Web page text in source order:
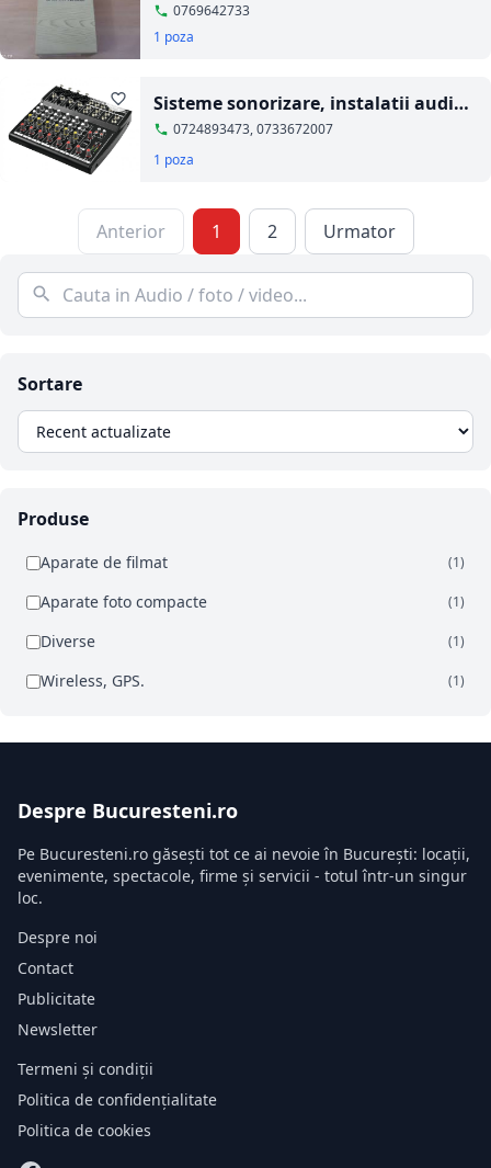
Sortare
Produse
Aparate de filmat (1)
Aparate foto compacte (1)
Diverse (1)
Wireless, GPS. (1)
0769642733
1 poza
Sisteme sonorizare, instalatii audio
pentru biserici
0724893473, 0733672007
1 poza
Anterior 1 2 Urmator
Despre Bucuresteni.ro
Pe Bucuresteni.ro găsești tot ce ai nevoie în București: locații,
evenimente, spectacole, firme și servicii - totul într-un singur
loc.
Despre noi
Contact
Publicitate
Newsletter
Termeni și condiții
Politica de confidențialitate
Politica de cookies